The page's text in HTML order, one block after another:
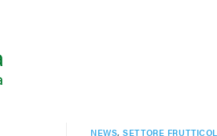
NEWS,SETTORE